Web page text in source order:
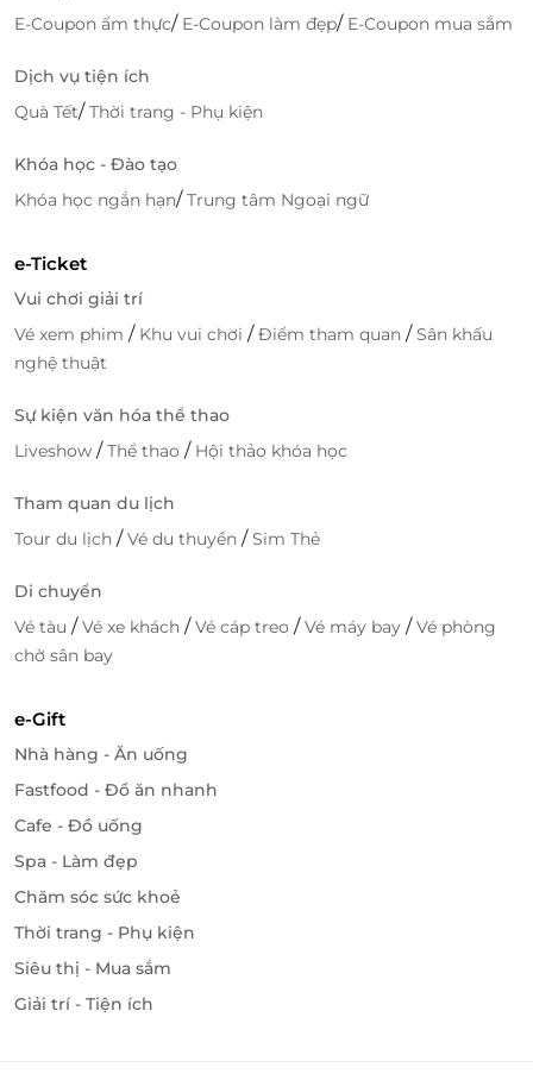
E-Coupon ẩm thực/ E-Coupon làm đẹp/ E-Coupon mua sắm
Dịch vụ tiện ích
Quà Tết/Thời trang - Phụ kiện
Khóa học - Đào tạo
Khóa học ngắn hạn/Trung tâm Ngoại ngữ
e-Ticket
Vui chơi giải trí
Vé xem phim / Khu vui chơi /Điểm tham quan /Sân khấu
nghệ thuật
Sự kiện văn hóa thể thao
Liveshow /Thể thao / Hội thảo khóa học
Tham quan du lịch
Tour du lịch /Vé du thuyền /Sim Thẻ
Di chuyển
Vé tàu /Vé xe khách /Vé cáp treo /Vé máy bay /Vé phòng
chờ sân bay
e-Gift
Nhà hàng - Ăn uống
Fastfood - Đồ ăn nhanh
Cafe - Đồ uống
Spa - Làm đẹp
Chăm sóc sức khoẻ
Thời trang - Phụ kiện
Siêu thị - Mua sắm
Giải trí - Tiện ích